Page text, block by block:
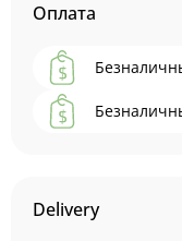
Оплата
Delivery